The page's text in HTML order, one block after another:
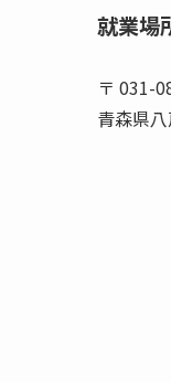
就業場
〒 031-
青森県